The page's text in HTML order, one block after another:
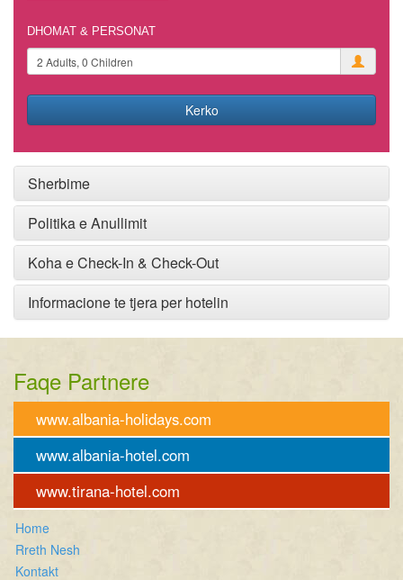
DHOMAT & PERSONAT
Kerko
Sherbime
Politika e Anullimit
Koha e Check-In & Check-Out
Informacione te tjera per hotelin
Faqe Partnere
www.albania-holidays.com
www.albania-hotel.com
www.tirana-hotel.com
Home
Rreth Nesh
Kontakt